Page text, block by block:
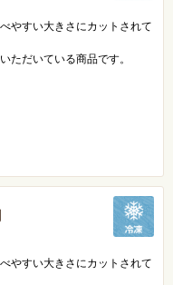
やすい大きさにカットされて
ただいている商品です。
やすい大きさにカットされて